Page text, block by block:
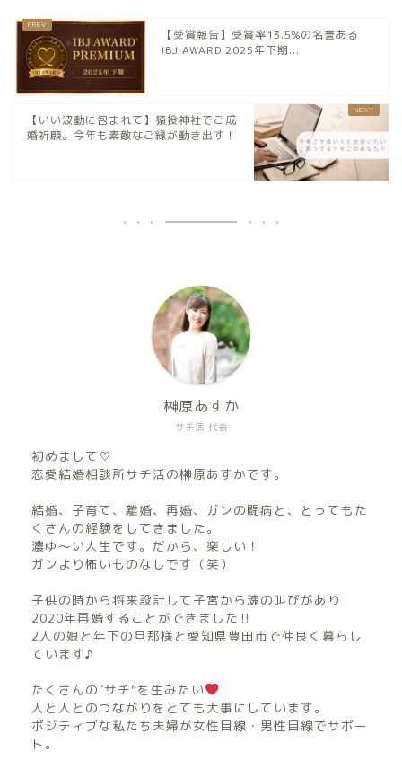
【受賞報告】受賞率13.5%の名誉ある
IBJ AWARD 2025年下期...
【いい波動に包まれて】猿投神社でご成
婚祈願。今年も素敵なご縁が動き出す！
サチ活 代表
榊原あすか
初めまして♡
恋愛結婚相談所サチ活の榊原あすかです。
結婚、子育て、離婚、再婚、ガンの闘病と、とってもた
くさんの経験をしてきました。
濃ゆ〜い人生です。だから、楽しい！
ガンより怖いものなしです（笑）
子供の時から将来設計して子宮から魂の叫びがあり
2020年再婚することができました‼︎
2人の娘と年下の旦那様と愛知県豊田市で仲良く暮らし
ています♪
たくさんの″サチ”を生みたい
人と人とのつながりをとても大事にしています。
ポジティブな私たち夫婦が女性目線・男性目線でサポー
ト。